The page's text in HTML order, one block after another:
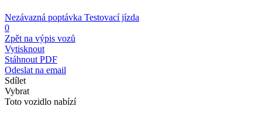
Nezávazná poptávka Testovací jízda
0
Zpět na výpis vozů
Vytisknout
Stáhnout PDF
Odeslat na email
Sdílet
Vybrat
Toto vozidlo nabízí